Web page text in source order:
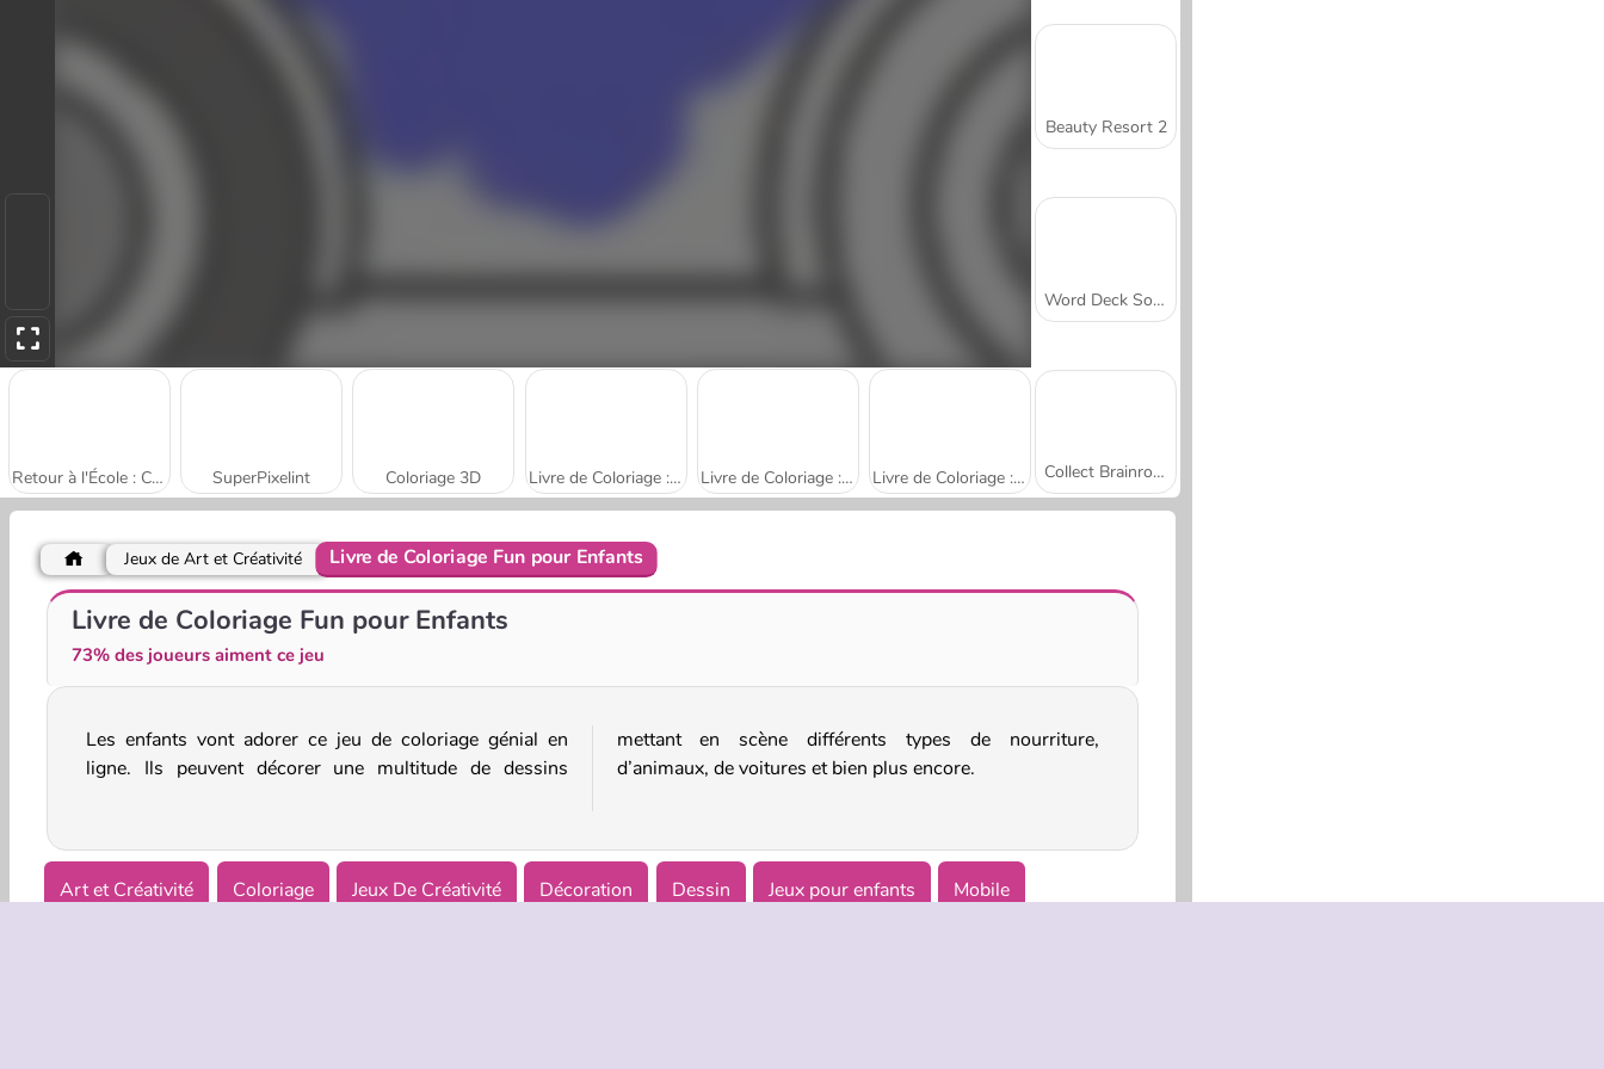
Retour à l'École : Coloriage d'Ours Mignons SuperPixelint Coloriage 3D Livre de Coloriage : Bébés Mignons Livre de Coloriage : Éléphants Dessinés Livre de Coloriage : Légumes Dessinés
Vibe Colouring Cross Stitch Masters
Beauty Resort 2
Word Deck Solitaire
Collect Brainrot Arena
Jeux de Art et Créativité Livre de Coloriage Fun pour Enfants
Livre de Coloriage Fun pour Enfants
73% des joueurs aiment ce jeu
Les enfants vont adorer ce jeu de coloriage génial en
ligne. Ils peuvent décorer une multitude de dessins
mettant en scène différents types de nourriture,
d’animaux, de voitures et bien plus encore.
Art et Créativité Coloriage Jeux De Créativité Décoration Dessin Jeux pour enfants Mobile